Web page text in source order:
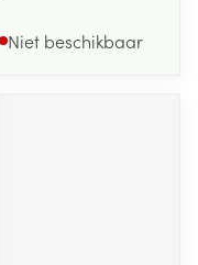
Niet beschikbaar